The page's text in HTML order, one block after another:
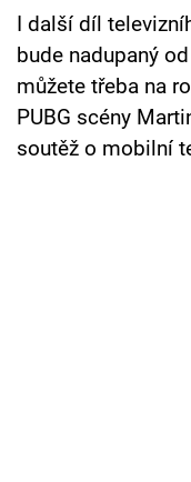
Sledujte prima+
Přihlášení
I další díl
bude nadupaný
můžete třeba na
PUBG scény
soutěž o mobilní